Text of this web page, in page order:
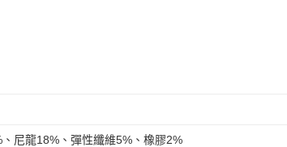
尼龍18%、彈性纖維5%、橡膠2%